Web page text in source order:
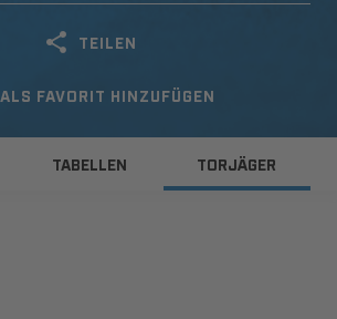
TEILEN
ALS FAVORIT HINZUFÜGEN
TABELLEN TORJÄGER